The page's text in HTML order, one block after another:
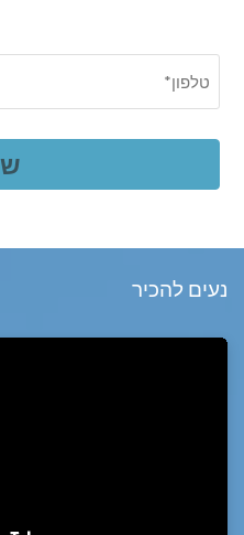
נעים להכיר